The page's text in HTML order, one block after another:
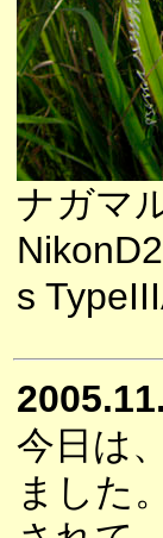
ナガマ
s
今日は
ました